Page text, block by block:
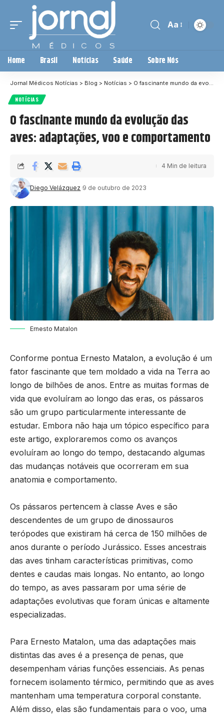
Aa
Home Brasil Notícias Saúde Sobre Nós
Jornal Médicos Notícias > Blog > Notícias > O fascinante mundo da evolução das aves: adaptações, voo e comportamento
NOTÍCIAS
O fascinante mundo da evolução das
aves: adaptações, voo e comportamento
Diego Velázquez 9 de outubro de 2023
4 Min de leitura
Ernesto Matalon
Conforme pontua Ernesto Matalon, a evolução é um
fator fascinante que tem moldado a vida na Terra ao
longo de bilhões de anos. Entre as muitas formas de
vida que evoluíram ao longo das eras, os pássaros
são um grupo particularmente interessante de
estudar. Embora não haja um tópico específico para
este artigo, exploraremos como os avanços
evoluíram ao longo do tempo, destacando algumas
das mudanças notáveis ​​que ocorreram em sua
anatomia e comportamento.
Os pássaros pertencem à classe Aves e são
descendentes de um grupo de dinossauros
terópodes que existiram há cerca de 150 milhões de
anos durante o período Jurássico. Esses ancestrais
das aves tinham características primitivas, como
dentes e caudas mais longas. No entanto, ao longo
do tempo, as aves passaram por uma série de
adaptações evolutivas que foram únicas e altamente
especializadas.
Para Ernesto Matalon, uma das adaptações mais
distintas das aves é a presença de penas, que
desempenham várias funções essenciais. As penas
fornecem isolamento térmico, permitindo que as aves
mantenham uma temperatura corporal constante.
Além disso, elas são fundamentais para o voo, uma